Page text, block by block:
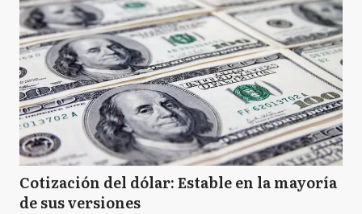
Cotización del dólar: Estable en la mayoría
de sus versiones